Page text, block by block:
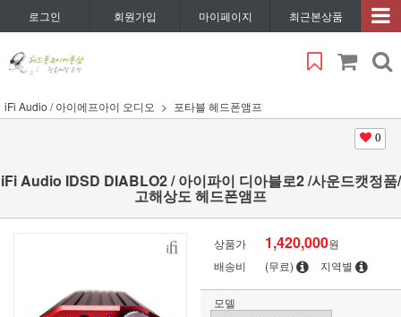
로그인 회원가입 마이페이지 최근본상품
iFi Audio / 아이에프아이 오디오 포타블 헤드폰앰프
0
iFi Audio IDSD DIABLO2 / 아이파이 디아블로2 /사운드캣정품/
고해상도 헤드폰앰프
상품가 1,420,000원
배송비
(무료) 지역별
모델